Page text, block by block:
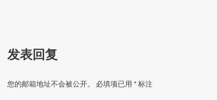
发表回复
您的邮箱地址不会被公开。 必填项已用 * 标注